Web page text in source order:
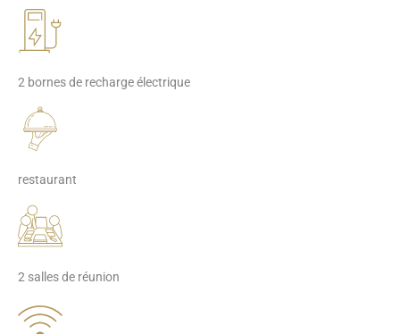
2 bornes de recharge électrique
restaurant
2 salles de réunion